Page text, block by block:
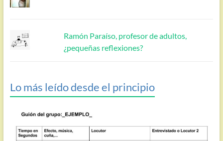
Ramón Paraíso, profesor de adultos,
¿pequeñas reflexiones?
Lo más leído desde el principio